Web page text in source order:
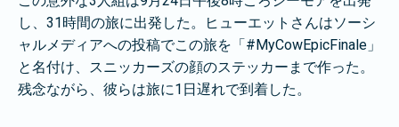
し、31時間の旅に出発した。ヒューエットさんはソーシ
ャルメディアへの投稿でこの旅を「#MyCowEpicFinale」
と名付け、スニッカーズの顔のステッカーまで作った。
残念ながら、彼らは旅に1日遅れで到着した。